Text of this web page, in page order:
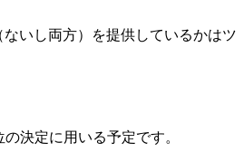
いし両方）を提供しているかはツ
決定に用いる予定です。